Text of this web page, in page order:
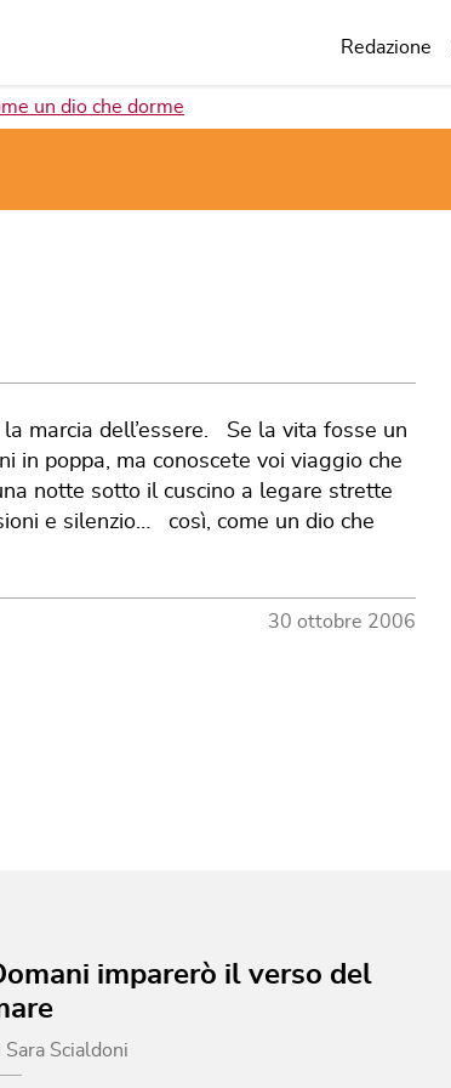
Redazione
un dio che dorme
marcia dell’essere. Se la vita fosse un
in poppa, ma conoscete voi viaggio che
notte sotto il cuscino a legare strette
e silenzio… così, come un dio che
30 ottobre 2006
imparerò il verso del
Sara Scialdoni